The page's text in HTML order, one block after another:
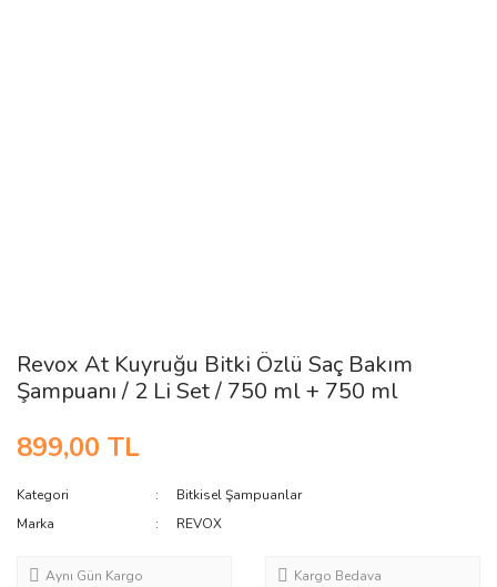
Revox At Kuyruğu Bitki Özlü Saç Bakım
Şampuanı / 2 Li Set / 750 ml + 750 ml
899,00 TL
Kategori
Bitkisel Şampuanlar
Marka
REVOX
Aynı Gün Kargo Kargo Bedava